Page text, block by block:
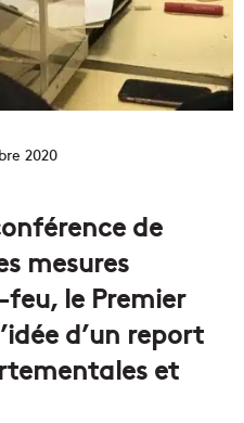
2020
de
mesures
le Premier
d’un report
et